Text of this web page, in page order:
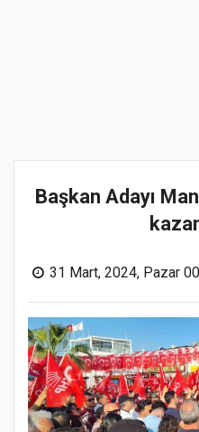
Başkan Adayı
31 Mart, 2024, Pazar